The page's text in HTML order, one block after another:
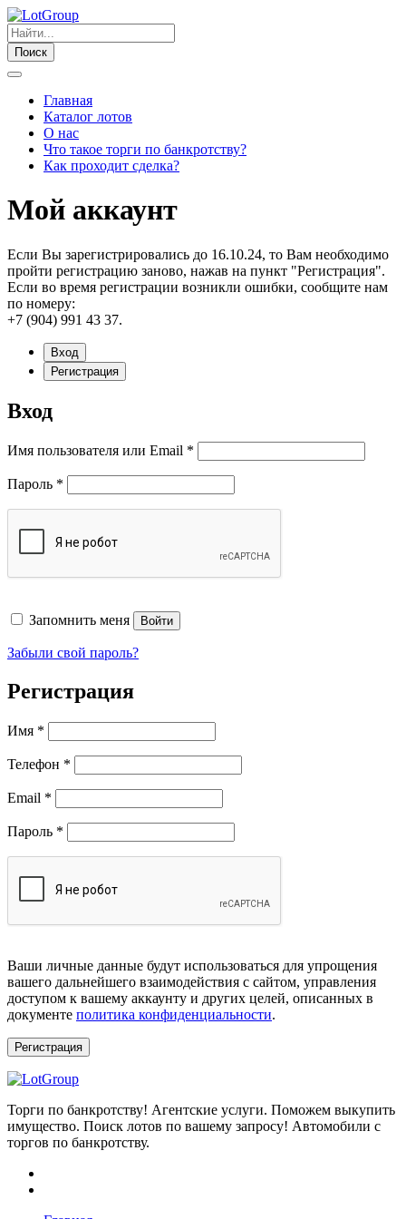
Поиск
Главная
Каталог лотов
О нас
Что такое торги по банкротству?
Как проходит сделка?
Мой аккаунт
Если Вы зарегистрировались до 16.10.24, то Вам необходимо
пройти регистрацию заново, нажав на пункт "Регистрация".
Если во время регистрации возникли ошибки, сообщите нам
по номеру:
+7 (904) 991 43 37.
Вход
Регистрация
Вход
Имя пользователя или Email *
Пароль *
Запомнить меня Войти
Забыли свой пароль?
Регистрация
Имя *
Телефон *
Email *
Пароль *
Ваши личные данные будут использоваться для упрощения
вашего дальнейшего взаимодействия с сайтом, управления
доступом к вашему аккаунту и других целей, описанных в
документе политика конфиденциальности.
Регистрация
Торги по банкротству! Агентские услуги. Поможем выкупить
имущество. Поиск лотов по вашему запросу! Автомобили с
торгов по банкротству.